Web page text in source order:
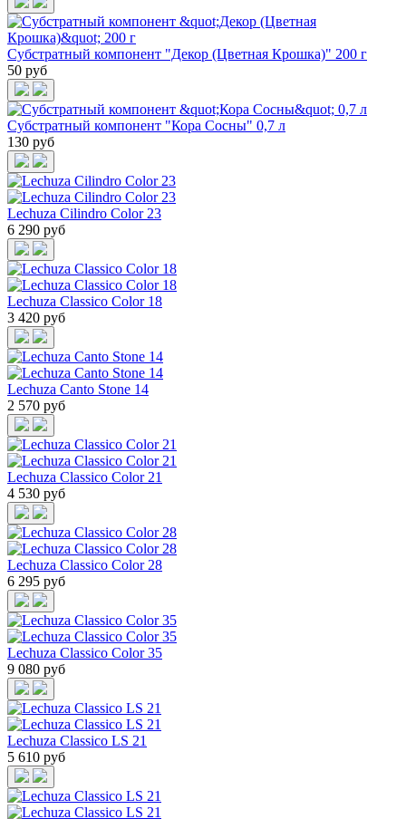
Субстратный компонент "Декор (Цветная Крошка)" 200 г
50 руб
Субстратный компонент "Кора Сосны" 0,7 л
130 руб
Lechuza Cilindro Color 23
6 290 руб
Lechuza Classico Color 18
3 420 руб
Lechuza Canto Stone 14
2 570 руб
Lechuza Classico Color 21
4 530 руб
Lechuza Classico Color 28
6 295 руб
Lechuza Classico Color 35
9 080 руб
Lechuza Classico LS 21
5 610 руб